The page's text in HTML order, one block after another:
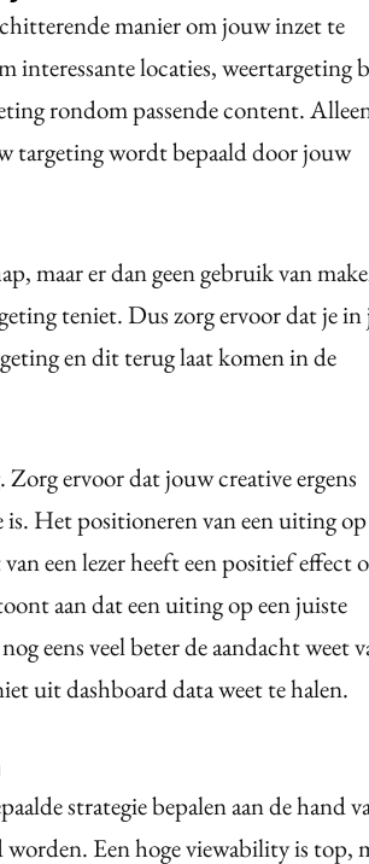
manier om jouw inzet te
interessante locaties, weertargeting
rondom passende content.
targeting wordt bepaald door jouw
maar er dan geen gebruik van
teniet. Dus zorg ervoor dat je in
en dit terug laat komen in de
ervoor dat jouw creative ergens
Het positioneren van een uiting op
een lezer heeft een positief effect
aan dat een uiting op een juiste
eens veel beter de aandacht weet
uit dashboard data weet te halen.
strategie bepalen aan de hand
Een hoge viewability is top,